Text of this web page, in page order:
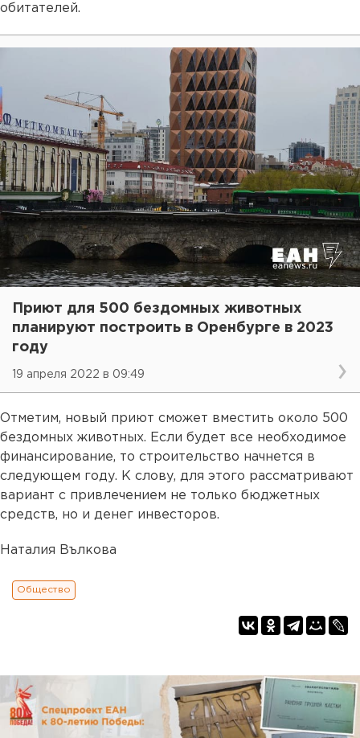
обитателей.
Приют для 500 бездомных животных
планируют построить в Оренбурге в 2023
году
19 апреля 2022 в 09:49
Отметим, новый приют сможет вместить около 500
бездомных животных. Если будет все необходимое
финансирование, то строительство начнется в
следующем году. К слову, для этого рассматривают
вариант с привлечением не только бюджетных
средств, но и денег инвесторов.
Наталия Вълкова
Общество